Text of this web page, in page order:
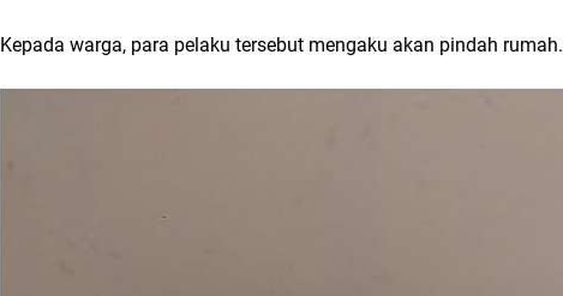
Kepada warga, para pelaku tersebut mengaku akan pindah rumah.